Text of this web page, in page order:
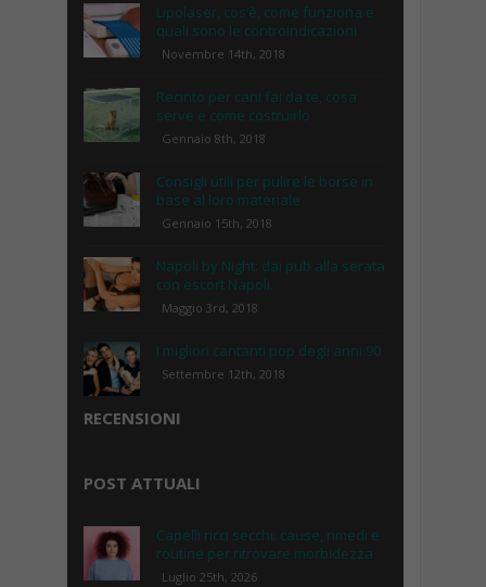
Lipolaser, cos’è, come funziona e
quali sono le controindicazioni
Novembre 14th, 2018
Recinto per cani fai da te, cosa
serve e come costruirlo
Gennaio 8th, 2018
Consigli utili per pulire le borse in
base al loro materiale
Gennaio 15th, 2018
Napoli by Night: dai pub alla serata
con escort Napoli.
Maggio 3rd, 2018
I migliori cantanti pop degli anni 90
Settembre 12th, 2018
RECENSIONI
POST ATTUALI
Capelli ricci secchi: cause, rimedi e
routine per ritrovare morbidezza
Luglio 25th, 2026